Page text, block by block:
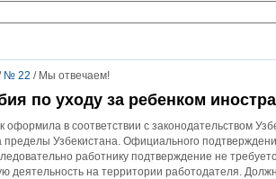
№ 22 / Мы отвечаем!
по уходу за ребенком
оформила в соответствии с законодательством
пределы Узбекистана. Официального
работнику подтверждение не
деятельность на территории работодателя.